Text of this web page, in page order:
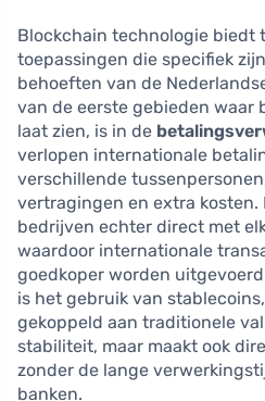
Blockchain technologie biedt
toepassingen die specifiek
behoeften van de
van de eerste gebieden waar
laat zien, is in de
verlopen internationale
verschillende
vertragingen en extra
bedrijven echter direct met
waardoor internationale
goedkoper worden
is het gebruik van
gekoppeld aan traditionele
stabiliteit, maar maakt ook
zonder de lange
banken.